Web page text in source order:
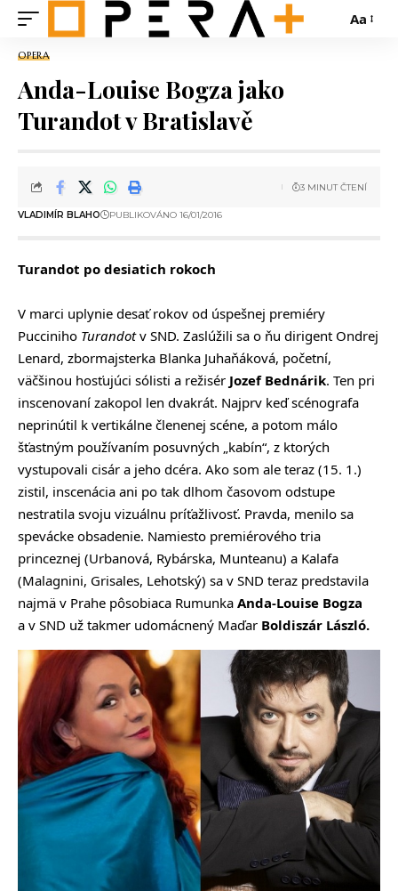
Aa
OPERA
Anda-Louise Bogza jako
Turandot v Bratislavě
VLADIMÍR BLAHO PUBLIKOVÁNO 16/01/2016
3 MINUT ČTENÍ
Turandot po desiatich rokoch
V marci uplynie desať rokov od úspešnej premiéry
Pucciniho Turandotv SND. Zaslúžili sa o ňu dirigent Ondrej
Lenard, zbormajsterka Blanka Juhaňáková, početní,
väčšinou hosťujúci sólisti a režisér Jozef Bednárik. Ten pri
inscenovaní zakopol len dvakrát. Najprv keď scénografa
neprinútil k vertikálne členenej scéne, a potom málo
šťastným používaním posuvných „kabín“, z ktorých
vystupovali cisár a jeho dcéra. Ako som ale teraz (15. 1.)
zistil, inscenácia ani po tak dlhom časovom odstupe
nestratila svoju vizuálnu príťažlivosť. Pravda, menilo sa
spevácke obsadenie. Namiesto premiérového tria
princeznej (Urbanová, Rybárska, Munteanu) a Kalafa
(Malagnini, Grisales, Lehotský) sa v SND teraz predstavila
najmä v Prahe pôsobiaca Rumunka Anda-Louise Bogza
a v SND už takmer udomácnený Maďar Boldiszár László.